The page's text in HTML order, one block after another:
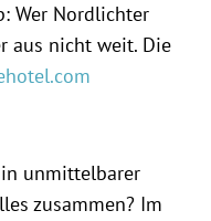
Wer Nordlichter
aus nicht weit. Die
unmittelbarer
zusammen? Im